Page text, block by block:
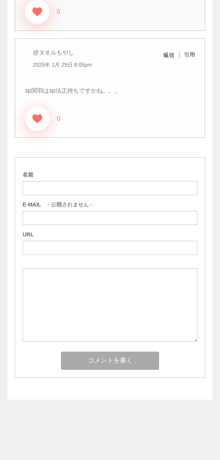
0
@タオルもやし
2025年 1月 29日 8:05pm
返信 引用
sp関羽はsp法正待ちですかね。。。
0
名前
E-MAIL - 公開されません -
URL